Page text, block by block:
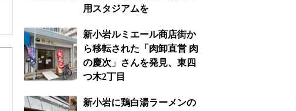
用スタジアムを
新小岩ルミエール商店街か
ら移転された「肉卸直営 肉
の慶次」さんを発見、東四
つ木2丁目
新小岩に鶏白湯ラーメンの